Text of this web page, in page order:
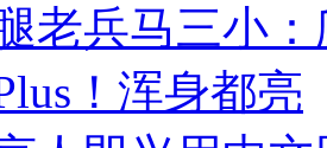
老兵马三小
！浑身都亮